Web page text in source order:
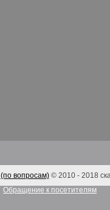
(по вопросам) © 2010 - 2018
Обращение к посетителям